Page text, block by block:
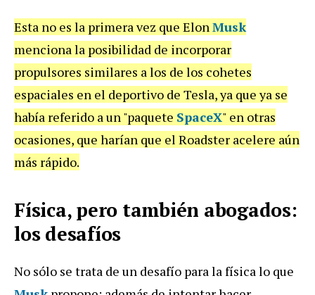
Esta no es la primera vez que ElonMusk
menciona la posibilidad de incorporar
propulsores similares a los de los cohetes
espaciales en el deportivo de Tesla, ya que ya se
había referido a un "paquete SpaceX" en otras
ocasiones, que harían que el Roadster acelere aún
más rápido.
Física, pero también abogados:
los desafíos
No sólo se trata de un desafío para la física lo que